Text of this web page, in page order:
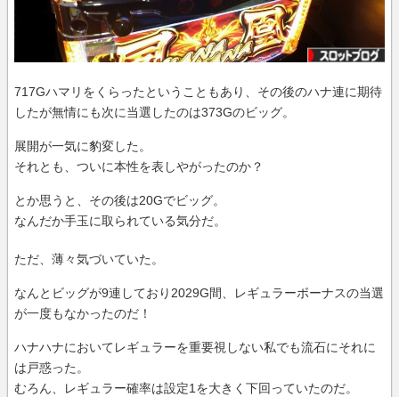
717Gハマリをくらったということもあり、その後のハナ連に期待
したが無情にも次に当選したのは373Gのビッグ。
展開が一気に豹変した。
それとも、ついに本性を表しやがったのか？
とか思うと、その後は20Gでビッグ。
なんだか手玉に取られている気分だ。
ただ、薄々気づいていた。
なんとビッグが9連しており2029G間、レギュラーボーナスの当選
が一度もなかったのだ！
ハナハナにおいてレギュラーを重要視しない私でも流石にそれに
は戸惑った。
むろん、レギュラー確率は設定1を大きく下回っていたのだ。